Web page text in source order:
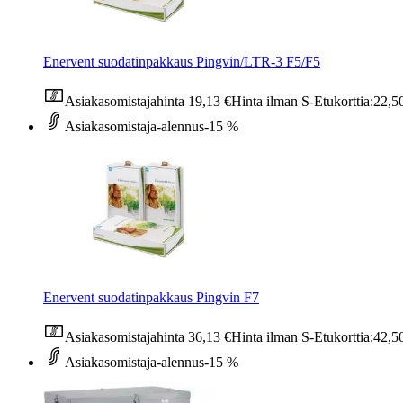
Enervent suodatinpakkaus Pingvin/LTR-3 F5/F5
Asiakasomistajahinta 19,13 €Hinta ilman S-Etukorttia:
Asiakasomistaja-alennus-15 %
Enervent suodatinpakkaus Pingvin F7
Asiakasomistajahinta 36,13 €Hinta ilman S-Etukorttia:
Asiakasomistaja-alennus-15 %